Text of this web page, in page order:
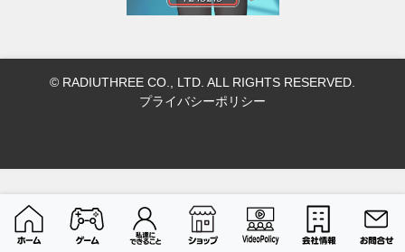
© RADIUTHREE CO., LTD. ALL RIGHTS RESERVED.
プライバシーポリシー